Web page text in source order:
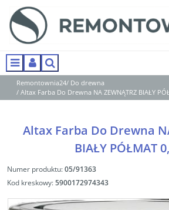
MenuPanelSzukaj
Remontownia24/ Do drewna
/ Altax Farba Do Drewna NA ZEWNĄTRZ BIAŁY
Altax Farba Do Drewna
BIAŁY PÓŁMAT
Numer produktu:05/91363
Kod kreskowy:5900172974343